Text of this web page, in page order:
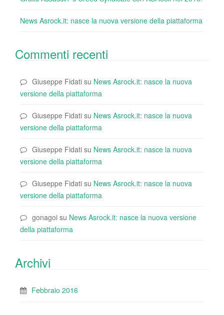
News Asrock.it: nasce la nuova versione della piattaforma
Commenti recenti
Giuseppe Fidati su News Asrock.it: nasce la nuova
versione della piattaforma
Giuseppe Fidati su News Asrock.it: nasce la nuova
versione della piattaforma
Giuseppe Fidati su News Asrock.it: nasce la nuova
versione della piattaforma
Giuseppe Fidati su News Asrock.it: nasce la nuova
versione della piattaforma
gonagoi su News Asrock.it: nasce la nuova versione
della piattaforma
Archivi
Febbraio 2016